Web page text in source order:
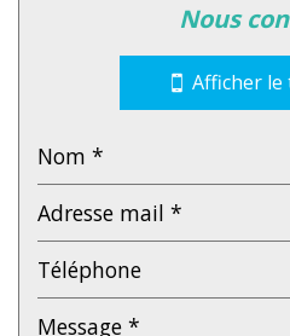
École maternelle
Lycée
Bureau de poste
Mairie
Presse et Tabac
nous
Afficher le